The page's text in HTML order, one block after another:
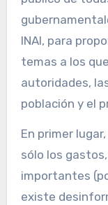
INAI, para
temas a los
autoridades,
población y el
En primer
sólo los
importantes
existe